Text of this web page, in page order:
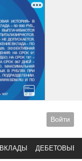
Войти
ВКЛАДЫ ДЕБЕТОВЫЕ